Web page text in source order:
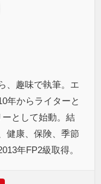
、趣味で執筆。エ
年からライターと
ーとして始動。結
健康、保険、季節
年FP2級取得。